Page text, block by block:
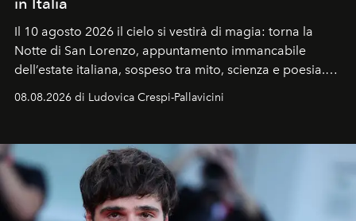
Il 10 agosto 2026 il cielo si vestirà di magia: torna la
Notte di San Lorenzo, appuntamento immancabile
dell’estate italiana, sospeso tra mito, scienza e poesia.
celeste per seguire il passaggio delle
all’universo i desideri più segreti
08.08.2026 di Ludovica Crespi-Pallavicini